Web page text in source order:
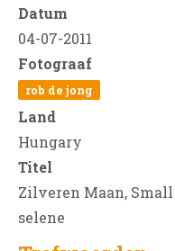
Datum
04-07-2011
Fotograaf
rob de jong
Land
Hungary
Titel
Zilveren Maan,
selene